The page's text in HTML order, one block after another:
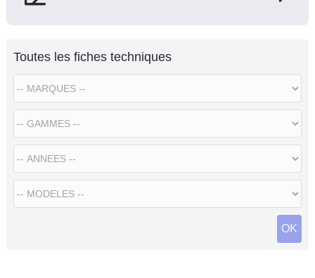
Toutes les fiches techniques